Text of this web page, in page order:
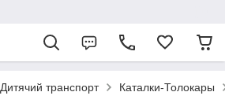
Дитячий транспорт Каталки-Толокары